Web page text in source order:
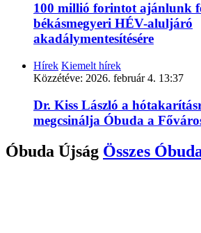
100 millió forintot ajánlunk
békásmegyeri HÉV-aluljáró
akadálymentesítésére
Hírek Kiemelt hírek
Közzétéve: 2026. február 4. 13:37
Dr. Kiss László a
megcsinálja Óbuda a
Óbuda Újság Összes